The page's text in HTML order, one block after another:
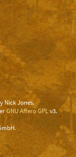
Nick Jones.
GNU Affero GPLv3.